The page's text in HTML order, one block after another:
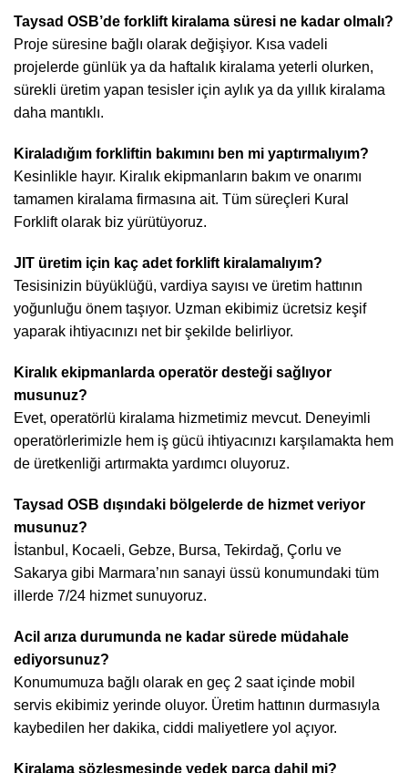
Taysad OSB’de forklift kiralama süresi ne kadar olmalı?
Proje süresine bağlı olarak değişiyor. Kısa vadeli
projelerde günlük ya da haftalık kiralama yeterli olurken,
sürekli üretim yapan tesisler için aylık ya da yıllık kiralama
daha mantıklı.
Kiraladığım forkliftin bakımını ben mi yaptırmalıyım?
Kesinlikle hayır. Kiralık ekipmanların bakım ve onarımı
tamamen kiralama firmasına ait. Tüm süreçleri Kural
Forklift olarak biz yürütüyoruz.
JIT üretim için kaç adet forklift kiralamalıyım?
Tesisinizin büyüklüğü, vardiya sayısı ve üretim hattının
yoğunluğu önem taşıyor. Uzman ekibimiz ücretsiz keşif
yaparak ihtiyacınızı net bir şekilde belirliyor.
Kiralık ekipmanlarda operatör desteği sağlıyor
musunuz?
Evet, operatörlü kiralama hizmetimiz mevcut. Deneyimli
operatörlerimizle hem iş gücü ihtiyacınızı karşılamakta hem
de üretkenliği artırmakta yardımcı oluyoruz.
Taysad OSB dışındaki bölgelerde de hizmet veriyor
musunuz?
İstanbul, Kocaeli, Gebze, Bursa, Tekirdağ, Çorlu ve
Sakarya gibi Marmara’nın sanayi üssü konumundaki tüm
illerde 7/24 hizmet sunuyoruz.
Acil arıza durumunda ne kadar sürede müdahale
ediyorsunuz?
Konumumuza bağlı olarak en geç 2 saat içinde mobil
servis ekibimiz yerinde oluyor. Üretim hattının durmasıyla
kaybedilen her dakika, ciddi maliyetlere yol açıyor.
Kiralama sözleşmesinde yedek parça dahil mi?